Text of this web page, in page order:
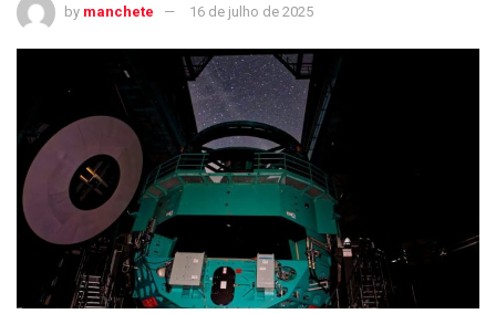
by manchete 16 de julho de 2025